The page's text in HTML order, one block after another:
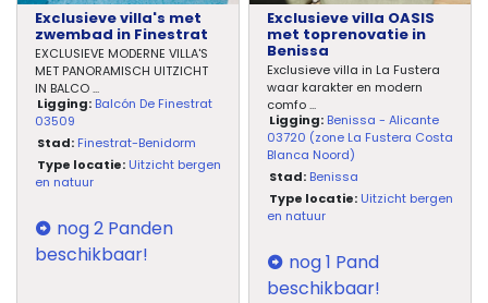
Exclusieve villa's met
zwembad in Finestrat
EXCLUSIEVE MODERNE VILLA'S
MET PANORAMISCH UITZICHT
IN BALCO...
Ligging: Balcón De Finestrat
03509
Stad: Finestrat-Benidorm
Type locatie: Uitzicht bergen
en natuur
nog 2 Panden
beschikbaar!
Exclusieve villa OASIS
met toprenovatie in
Benissa
Exclusieve villa in La Fustera
waar karakter en modern
comfo...
Ligging: Benissa - Alicante
03720 (zone La Fustera Costa
Blanca Noord)
Stad: Benissa
Type locatie: Uitzicht bergen
en natuur
nog 1 Pand
beschikbaar!